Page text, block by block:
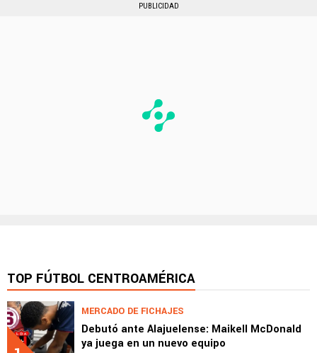
PUBLICIDAD
TOP FÚTBOL CENTROAMÉRICA
MERCADO DE FICHAJES
Debutó ante Alajuelense: Maikell McDonald
ya juega en un nuevo equipo